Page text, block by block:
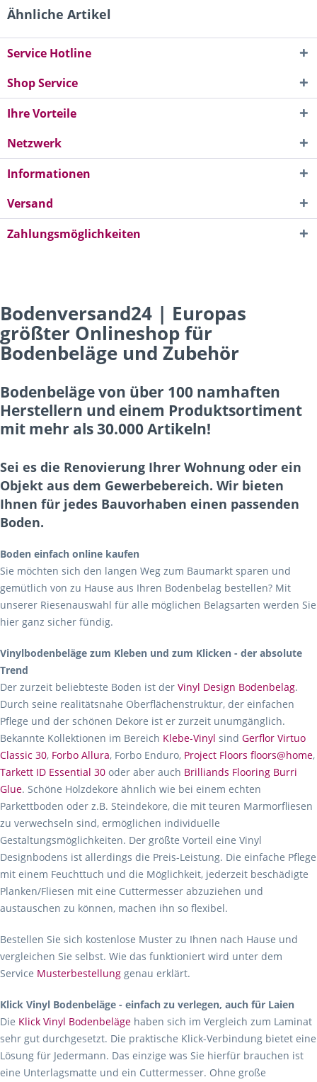
Ähnliche Artikel
Service Hotline
Shop Service
Ihre Vorteile
Netzwerk
Informationen
Versand
Zahlungsmöglichkeiten
Bodenversand24 | Europas
größter Onlineshop für
Bodenbeläge und Zubehör
Bodenbeläge von über 100 namhaften
Herstellern und einem Produktsortiment
mit mehr als 30.000 Artikeln!
Sei es die Renovierung Ihrer Wohnung oder ein
Objekt aus dem Gewerbebereich. Wir bieten
Ihnen für jedes Bauvorhaben einen passenden
Boden.
Boden einfach online kaufen
Sie möchten sich den langen Weg zum Baumarkt sparen und
gemütlich von zu Hause aus Ihren Bodenbelag bestellen? Mit
unserer Riesenauswahl für alle möglichen Belagsarten werden Sie
hier ganz sicher fündig.
Vinylbodenbeläge zum Kleben und zum Klicken - der absolute
Trend
Der zurzeit beliebteste Boden ist der Vinyl Design Bodenbelag.
Durch seine realitätsnahe Oberflächenstruktur, der einfachen
Pflege und der schönen Dekore ist er zurzeit unumgänglich.
Bekannte Kollektionen im Bereich Klebe-Vinyl sind Gerflor Virtuo
Classic 30, Forbo Allura, Forbo Enduro, Project Floors floors@home,
Tarkett ID Essential 30 oder aber auch Brilliands Flooring Burri
Glue. Schöne Holzdekore ähnlich wie bei einem echten
Parkettboden oder z.B. Steindekore, die mit teuren Marmorfliesen
zu verwechseln sind, ermöglichen individuelle
Gestaltungsmöglichkeiten. Der größte Vorteil eine Vinyl
Designbodens ist allerdings die Preis-Leistung. Die einfache Pflege
mit einem Feuchttuch und die Möglichkeit, jederzeit beschädigte
Planken/Fliesen mit eine Cuttermesser abzuziehen und
austauschen zu können, machen ihn so flexibel.
Bestellen Sie sich kostenlose Muster zu Ihnen nach Hause und
vergleichen Sie selbst. Wie das funktioniert wird unter dem
Service Musterbestellung genau erklärt.
Klick Vinyl Bodenbeläge - einfach zu verlegen, auch für Laien
Die Klick Vinyl Bodenbeläge haben sich im Vergleich zum Laminat
sehr gut durchgesetzt. Die praktische Klick-Verbindung bietet eine
Lösung für Jedermann. Das einzige was Sie hierfür brauchen ist
eine Unterlagsmatte und ein Cuttermesser. Ohne große